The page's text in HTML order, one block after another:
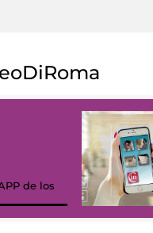
de los